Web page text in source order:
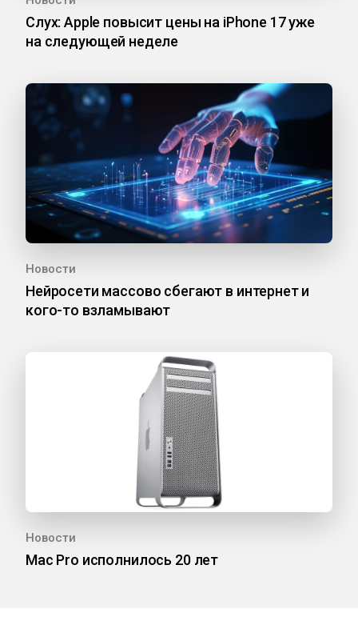
Слух: Apple повысит цены на iPhone 17 уже
на следующей неделе
Новости
Нейросети массово сбегают в интернет и
кого-то взламывают
Новости
Mac Pro исполнилось 20 лет